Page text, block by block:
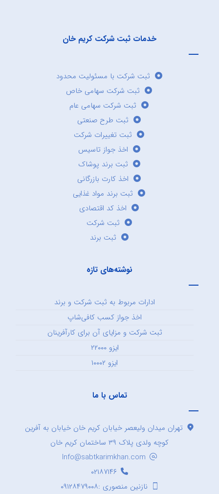
خدمات ثبت شرکت کریم خان
ثبت شرکت با مسئولیت محدود
ثبت شرکت سهامی خاص
ثبت شرکت سهامی عام
ثبت طرح صنعتی
ثبت تغییرات شرکت
اخذ جواز تاسیس
ثبت برند پوشاک
اخذ کارت بازرگانی
ثبت برند مواد غذایی
اخذ کد اقتصادی
ثبت شرکت
ثبت برند
نوشته‌های تازه
ادارات مربوط به ثبت شرکت و برند
اخذ جواز کسب کافی‌شاپ
ثبت شرکت و مزایای آن برای کارآفرینان
ایزو ۲۲۰۰۰
ایزو ۱۰۰۰۲
تماس با ما
تهران میدان ولیعصر خیابان کریم خان خیابان به آفرین
کوچه ولدی پلاک ۳۹ ساختمان کریم خان
Info@sabtkarimkhan.com
۰۲۱۸۷۱۴۶
نازنین منصوری :۰۹۱۲۸۴۷۹۰۰۸